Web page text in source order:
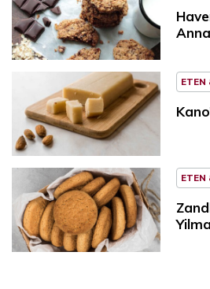
ETEN
ETEN